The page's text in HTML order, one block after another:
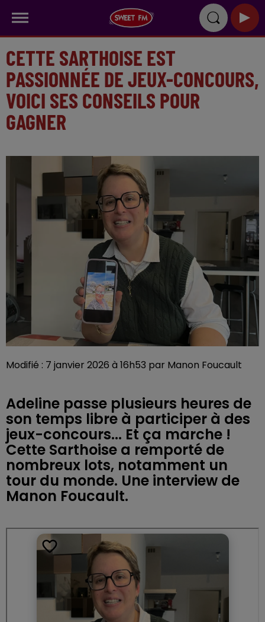
CETTE SARTHOISE EST
PASSIONNÉE DE JEUX-CONCOURS,
VOICI SES CONSEILS POUR
GAGNER
Modifié : 7 janvier 2026 à 16h53 par Manon Foucault
Adeline passe plusieurs heures de
son temps libre à participer à des
jeux-concours... Et ça marche !
Cette Sarthoise a remporté de
nombreux lots, notamment un
tour du monde. Une interview de
Manon Foucault.